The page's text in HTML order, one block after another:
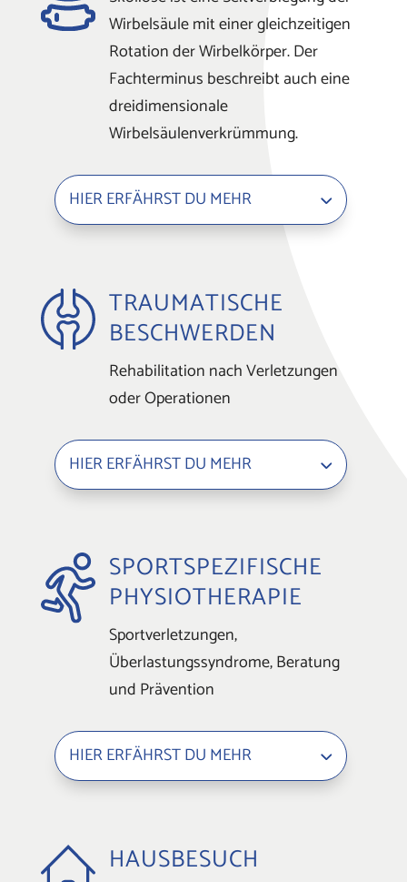
Wirbelsäule mit einer gleichzeitigen
Rotation der Wirbelkörper. Der
Fachterminus beschreibt auch eine
dreidimensionale
Wirbelsäulenverkrümmung.
HIER ERFÄHRST DU MEHR
TRAUMATISCHE
BESCHWERDEN
Rehabilitation nach Verletzungen
oder Operationen
HIER ERFÄHRST DU MEHR
SPORTSPEZIFISCHE
PHYSIOTHERAPIE
Sportverletzungen,
Überlastungssyndrome, Beratung
und Prävention
HIER ERFÄHRST DU MEHR
HAUSBESUCH